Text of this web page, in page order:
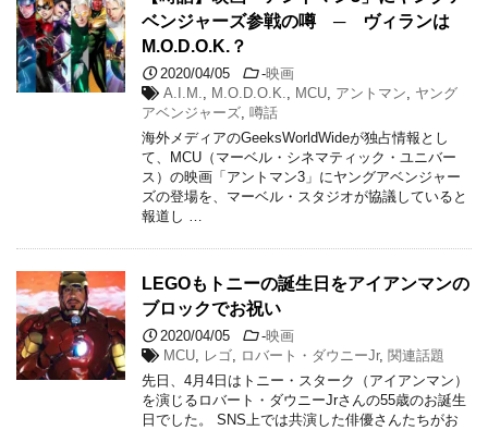
ベンジャーズ参戦の噂 ─ ヴィランは
M.O.D.O.K.？
2020/04/05 -映画
A.I.M.
M.O.D.O.K. MCU アントマン
ヤング
アベンジャーズ
噂話
海外メディアのGeeksWorldWideが独占情報とし
て、MCU（マーベル・シネマティック・ユニバー
ス）の映画「アントマン3」にヤングアベンジャー
ズの登場を、マーベル・スタジオが協議していると
報道し …
LEGOもトニーの誕生日をアイアンマンの
ブロックでお祝い
2020/04/05 -映画
MCU
レゴ ロバート・ダウニーJr, 関連話題
先日、4月4日はトニー・スターク（アイアンマン）
を演じるロバート・ダウニーJrさんの55歳のお誕生
日でした。 SNS上では共演した俳優さんたちがお